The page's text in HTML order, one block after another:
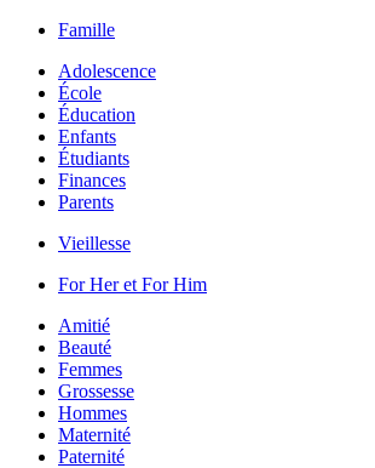
Famille
Adolescence
École
Éducation
Enfants
Étudiants
Finances
Parents
Vieillesse
For Her et For Him
Amitié
Beauté
Femmes
Grossesse
Hommes
Maternité
Paternité